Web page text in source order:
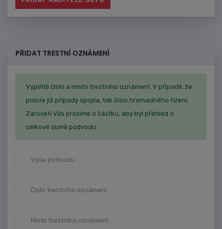
PŘIDAT TRESTNÍ OZNÁMENÍ
Vyplňtě číslo a místo trestního oznámení. V případě, že
policie již případy spojila, tak číslo hromadného řízení.
Zároveň Vás prosíme o částku, aby byl přehled o
celkové sumě podvodu.